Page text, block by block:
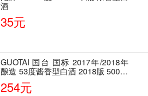
酒
35元
GUOTAI 国台 国标 2017年/2018年
酿造 53度酱香型白酒 2018版 500ml
单瓶装
254元